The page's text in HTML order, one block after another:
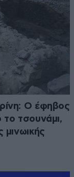
Ο έφηβος
τσουνάμι,
μινωικής